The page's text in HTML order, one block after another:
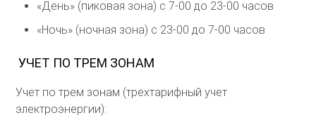
«День» (пиковая зона) с 7-00 до 23-00 часов
«Ночь» (ночная зона) с 23-00 до 7-00 часов
УЧЕТ ПО ТРЕМ ЗОНАМ
Учет по трем зонам (трехтарифный учет
электроэнергии):